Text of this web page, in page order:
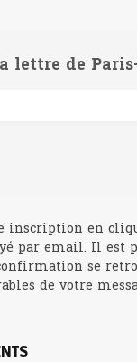
lettre de
inscription en
par email. Il est
se
de votre